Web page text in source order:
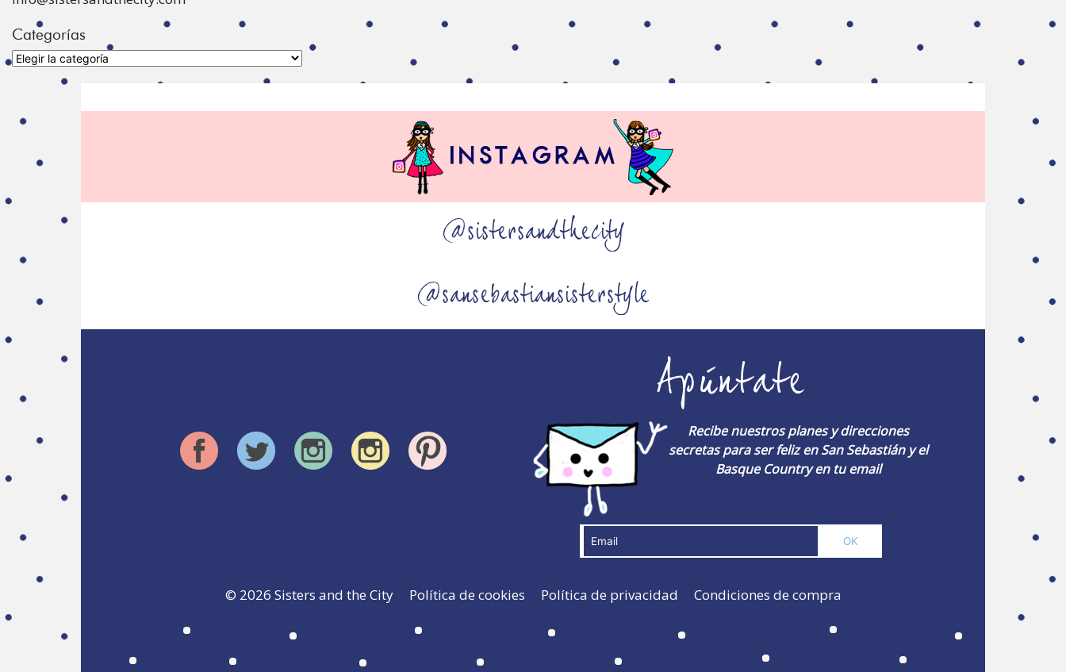
Categorías
Categorías
@sistersandthecity
@sansebastiansisterstyle
Apúntate
Recibe nuestros planes y direcciones
secretas para ser feliz en San Sebastián y el
Basque Country en tu email
© 2026 Sisters and the City Política de cookies Política de privacidad Condiciones de compra